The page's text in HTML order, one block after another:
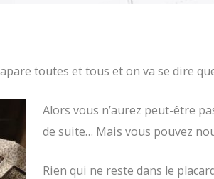
toutes et tous et on va se dire
Alors vous n’aurez peut-être
de suite… Mais vous pouvez
Rien qui ne reste dans le